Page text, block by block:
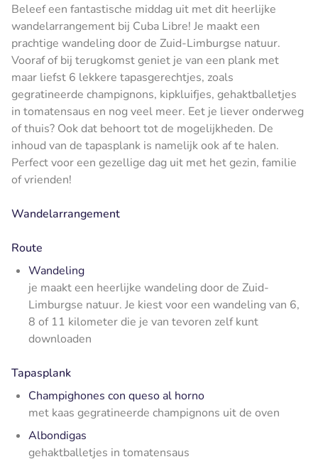
Beleef een fantastische middag uit met dit heerlijke
wandelarrangement bij Cuba Libre! Je maakt een
prachtige wandeling door de Zuid-Limburgse natuur.
Vooraf of bij terugkomst geniet je van een plank met
maar liefst 6 lekkere tapasgerechtjes, zoals
gegratineerde champignons, kipkluifjes, gehaktballetjes
in tomatensaus en nog veel meer. Eet je liever onderweg
of thuis? Ook dat behoort tot de mogelijkheden. De
inhoud van de tapasplank is namelijk ook af te halen.
Perfect voor een gezellige dag uit met het gezin, familie
of vrienden!
Wandelarrangement
Route
Wandeling
je maakt een heerlijke wandeling door de Zuid-
Limburgse natuur. Je kiest voor een wandeling van 6,
8 of 11 kilometer die je van tevoren zelf kunt
downloaden
Tapasplank
Champighones con queso al horno
met kaas gegratineerde champignons uit de oven
Albondigas
gehaktballetjes in tomatensaus